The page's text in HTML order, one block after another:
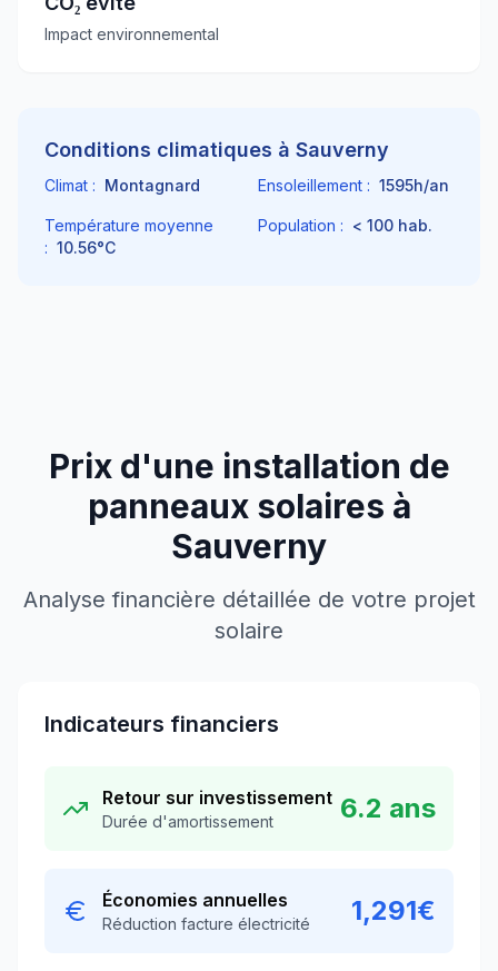
Impact environnemental
Conditions climatiques à Sauverny
Climat : Montagnard Ensoleillement : 1595h/an
Température moyenne
: 10.56°C
Population : < 100 hab.
Prix d'une installation de
panneaux solaires à
Sauverny
Analyse financière détaillée de votre projet
solaire
Indicateurs financiers
Retour sur investissement
Durée d'amortissement 6.2 ans
Économies annuelles
Réduction facture électricité 1,291€